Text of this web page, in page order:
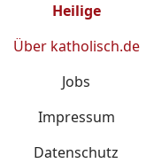
Heilige
Über katholisch.de
Jobs
Impressum
Datenschutz